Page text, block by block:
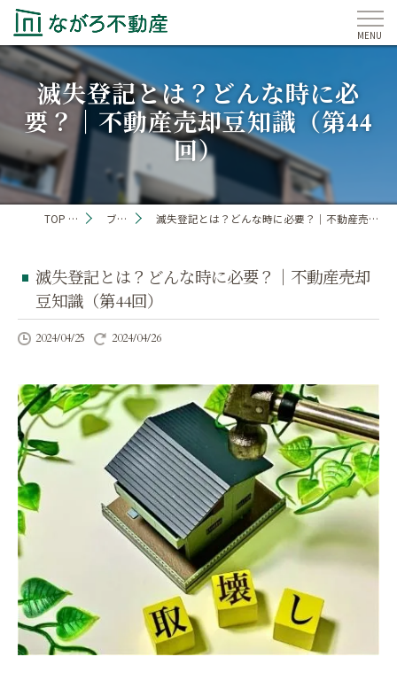
滅失登記とは？どんな時に必
要？｜不動産売却豆知識（第44
回）
TOP PAGE ブログ 滅失登記とは？どんな時に必要？｜不動産売却豆知識（第44回）
滅失登記とは？どんな時に必要？｜不動産売却
豆知識（第44回）
2024/04/25 2024/04/26